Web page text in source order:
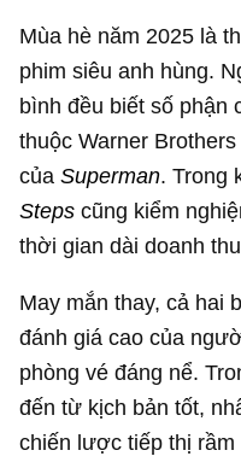
Mùa hè năm 2025 là
phim siêu anh hùng.
bình đều biết số phận
thuộc Warner
củaSuperman. Trong
Steps cũng kiểm
thời gian dài doanh
May mắn thay, cả hai
đánh giá cao của
phòng vé đáng nể.
đến từ kịch bản tốt,
chiến lược tiếp thị